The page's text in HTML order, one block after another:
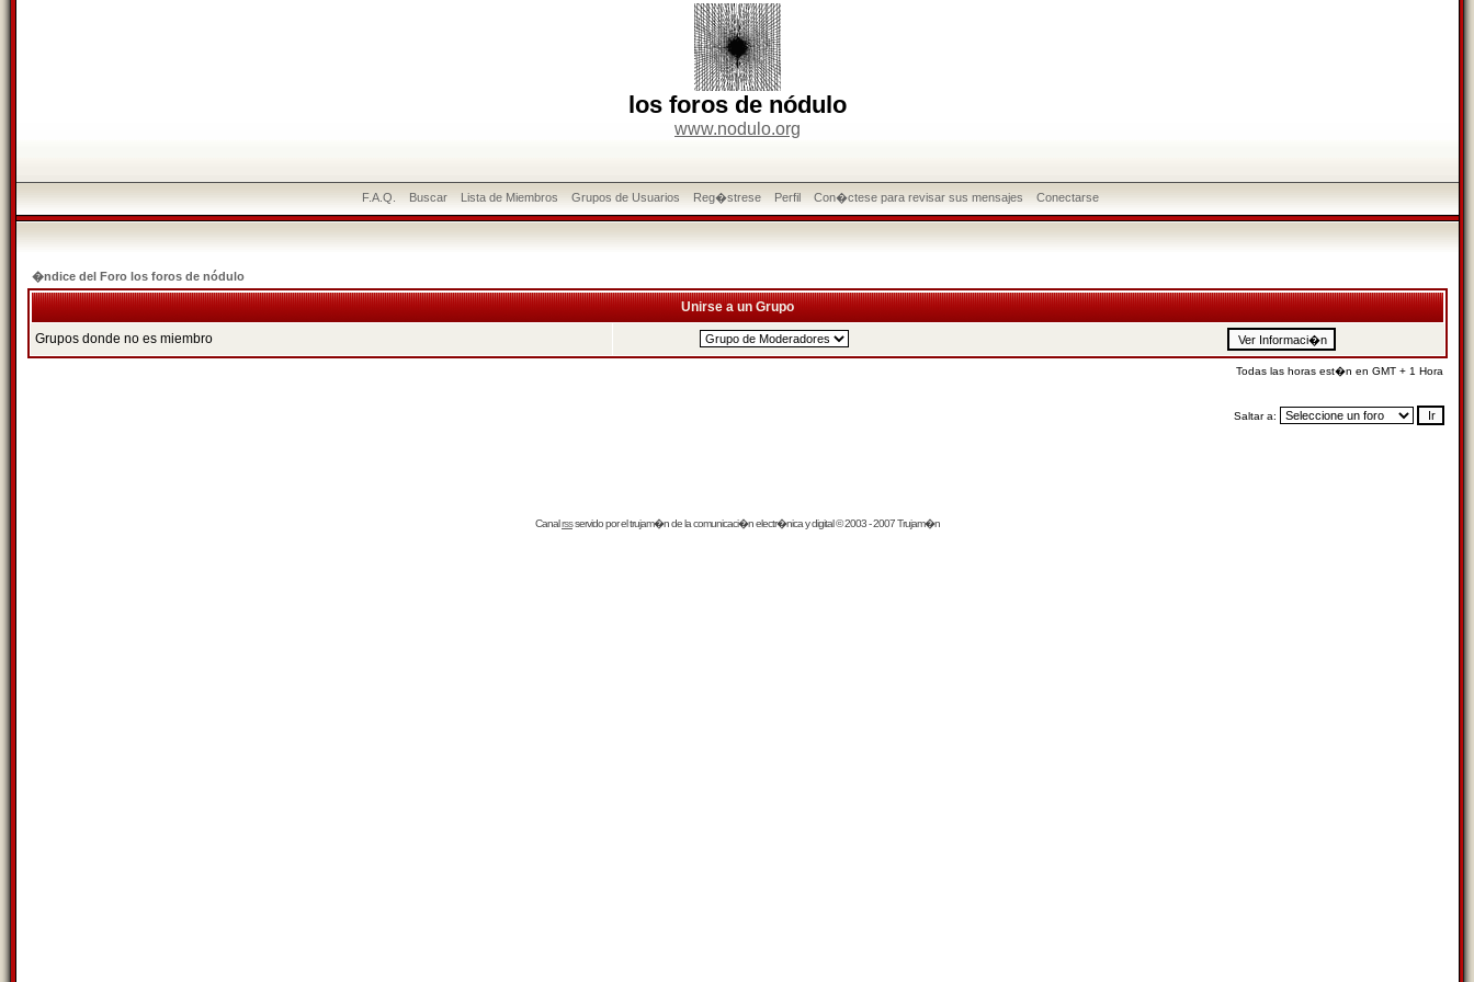
los foros de nódulo
www.nodulo.org
F.A.Q. Buscar Lista de Miembros Grupos de Usuarios Reg�strese Perfil Con�ctese para revisar sus mensajes Conectarse
�ndice del Foro los foros de nódulo
Unirse a un Grupo
Grupos donde no es miembro
Todas las horas est�n en GMT + 1 Hora
Saltar a:
Canalrssservido por eltrujam�nde la comunicaci�n electr�nica y digital © 2003 - 2007 Trujam�n